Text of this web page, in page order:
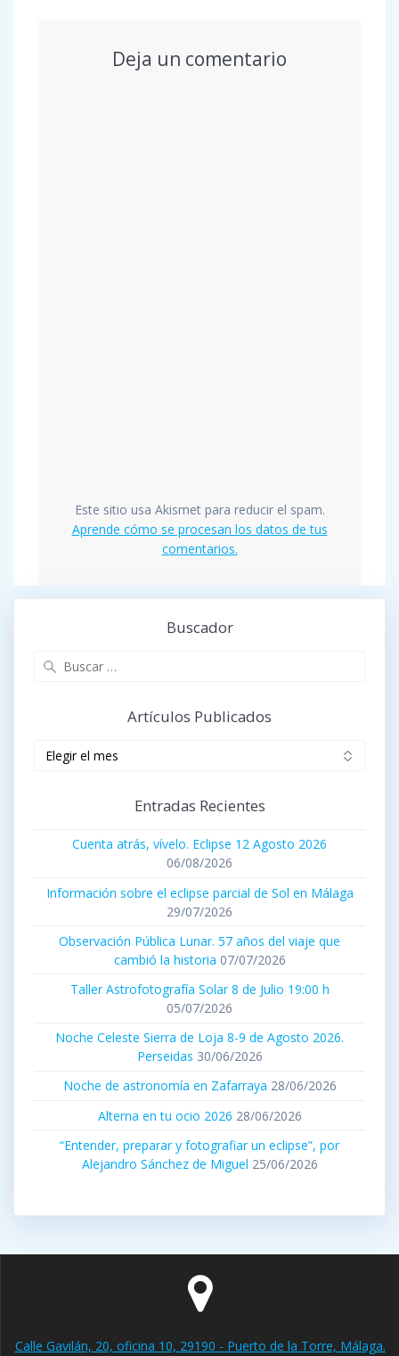
Deja un comentario
Este sitio usa Akismet para reducir el spam.
Aprende cómo se procesan los datos de tus
comentarios.
Buscador
Artículos Publicados
Entradas Recientes
Cuenta atrás, vívelo. Eclipse 12 Agosto 2026
06/08/2026
Información sobre el eclipse parcial de Sol en Málaga
29/07/2026
Observación Pública Lunar. 57 años del viaje que
cambió la historia 07/07/2026
Taller Astrofotografía Solar 8 de Julio 19:00 h
05/07/2026
Noche Celeste Sierra de Loja 8-9 de Agosto 2026.
Perseidas 30/06/2026
Noche de astronomía en Zafarraya 28/06/2026
Alterna en tu ocio 2026 28/06/2026
“Entender, preparar y fotografiar un eclipse”, por
Alejandro Sánchez de Miguel 25/06/2026
Calle Gavilán, 20, oficina 10, 29190 - Puerto de la Torre, Málaga.